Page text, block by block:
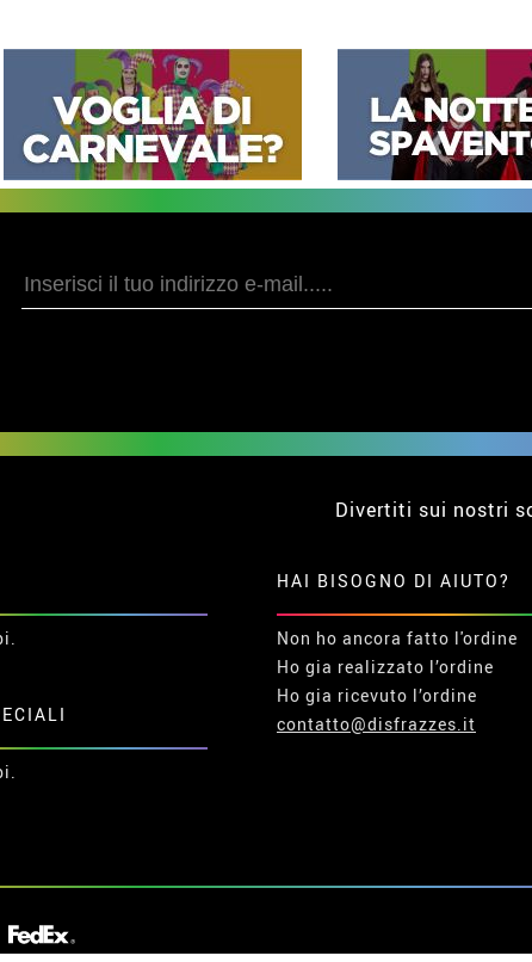
Divertiti sui nostri
HAI BISOGNO DI AIUTO?
Non ho ancora fatto l'ordine
Ho gia realizzato l’ordine
Ho gia ricevuto l’ordine
contatto@disfrazzes.it